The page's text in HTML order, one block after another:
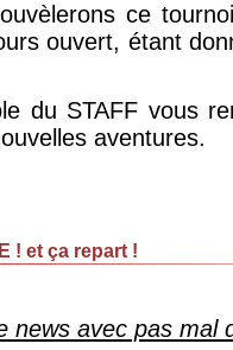
ce
ouvert, étant
du STAFF vous
aventures.
! et ça repart !
news avec pas mal